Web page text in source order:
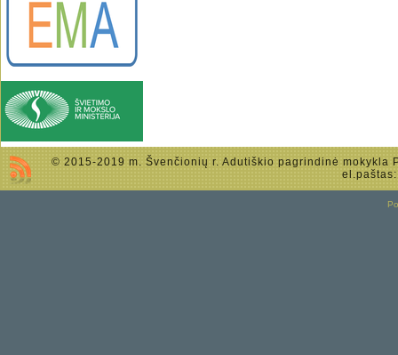
© 2015-2019 m. Švenčionių r. Adutiškio pagrindinė mokykla